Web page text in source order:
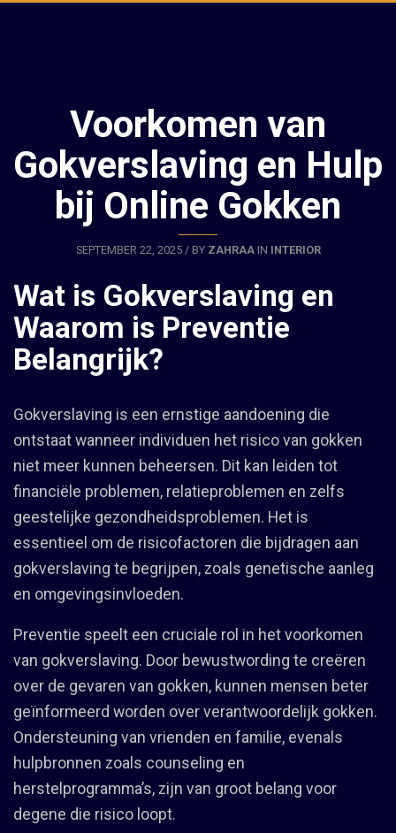
Voorkomen van
Gokverslaving en Hulp
bij Online Gokken
SEPTEMBER 22, 2025 / BY ZAHRAAIN INTERIOR
Wat is Gokverslaving en
Waarom is Preventie
Belangrijk?
Gokverslaving is een ernstige aandoening die
ontstaat wanneer individuen het risico van gokken
niet meer kunnen beheersen. Dit kan leiden tot
financiële problemen, relatieproblemen en zelfs
geestelijke gezondheidsproblemen. Het is
essentieel om de risicofactoren die bijdragen aan
gokverslaving te begrijpen, zoals genetische aanleg
en omgevingsinvloeden.
Preventie speelt een cruciale rol in het voorkomen
van gokverslaving. Door bewustwording te creëren
over de gevaren van gokken, kunnen mensen beter
geïnformeerd worden over verantwoordelijk gokken.
Ondersteuning van vrienden en familie, evenals
hulpbronnen zoals counseling en
herstelprogramma’s, zijn van groot belang voor
degene die risico loopt.